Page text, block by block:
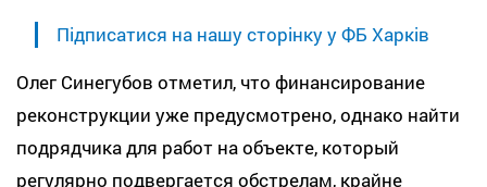
Підписатися на нашу сторінку у ФБ Харків
Олег Синегубов отметил, что финансирование
реконструкции уже предусмотрено, однако найти
подрядчика для работ на объекте, который
регулярно подвергается обстрелам, крайне